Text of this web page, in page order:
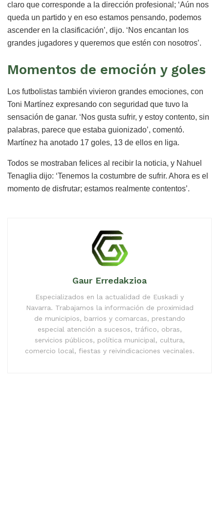
claro que corresponde a la dirección profesional; ‘Aún nos
queda un partido y en eso estamos pensando, podemos
ascender en la clasificación’, dijo. ‘Nos encantan los
grandes jugadores y queremos que estén con nosotros’.
Momentos de emoción y goles
Los futbolistas también vivieron grandes emociones, con
Toni Martínez expresando con seguridad que tuvo la
sensación de ganar. ‘Nos gusta sufrir, y estoy contento, sin
palabras, parece que estaba guionizado’, comentó.
Martínez ha anotado 17 goles, 13 de ellos en liga.
Todos se mostraban felices al recibir la noticia, y Nahuel
Tenaglia dijo: ‘Tenemos la costumbre de sufrir. Ahora es el
momento de disfrutar; estamos realmente contentos’.
Gaur Erredakzioa
Especializados en la actualidad de Euskadi y
Navarra. Trabajamos la información de proximidad
de municipios, barrios y comarcas, prestando
especial atención a sucesos, tráfico, obras,
servicios públicos, política municipal, cultura,
comercio local, fiestas y reivindicaciones vecinales.